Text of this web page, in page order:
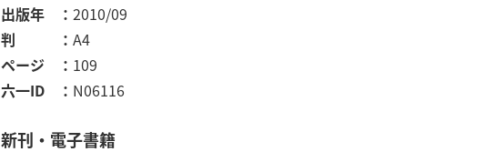
出版年
2010/09
判
A4
ページ
109
六一ID
N06116
新刊・電子書籍